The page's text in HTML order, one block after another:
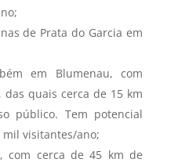
de Prata do Garcia em
em Blumenau, com
quais cerca de 15 km
público. Tem potencial
visitantes/ano;
com cerca de 45 km de